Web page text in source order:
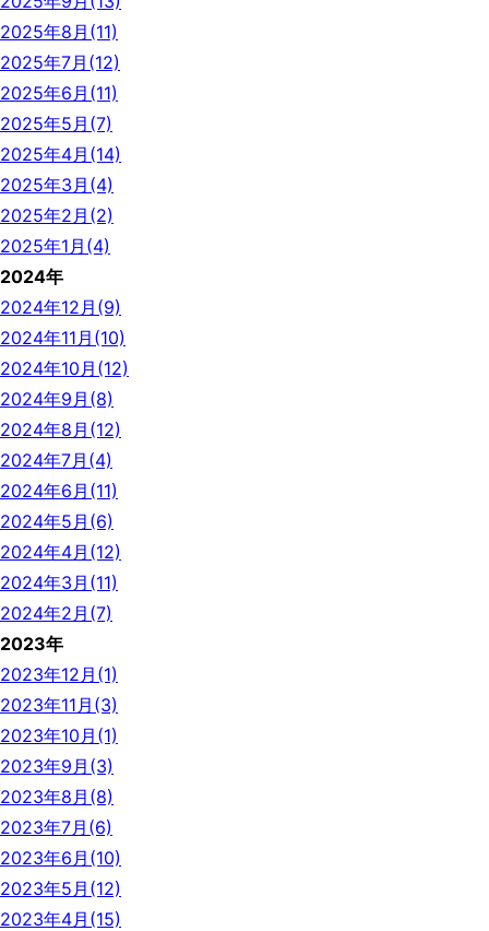
2025年8月(11)
2025年7月(12)
2025年6月(11)
2025年5月(7)
2025年4月(14)
2025年3月(4)
2025年2月(2)
2025年1月(4)
2024年
2024年12月(9)
2024年11月(10)
2024年10月(12)
2024年9月(8)
2024年8月(12)
2024年7月(4)
2024年6月(11)
2024年5月(6)
2024年4月(12)
2024年3月(11)
2024年2月(7)
2023年
2023年12月(1)
2023年11月(3)
2023年10月(1)
2023年9月(3)
2023年8月(8)
2023年7月(6)
2023年6月(10)
2023年5月(12)
2023年4月(15)